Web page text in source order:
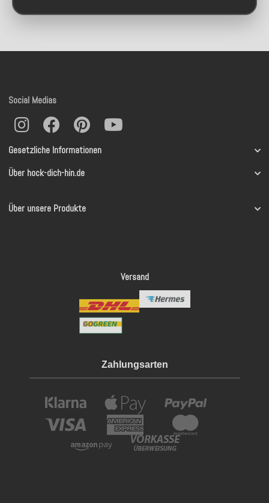
Gesetzliche Informationen
Über hock-dich-hin.de
Über unsere Produkte
Social Medias
Versand
Zahlungsarten